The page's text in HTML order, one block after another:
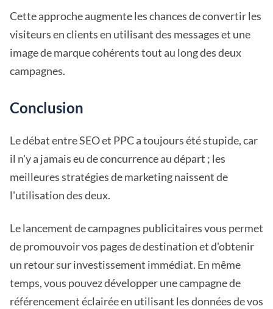
Cette approche augmente les chances de convertir les
visiteurs en clients en utilisant des messages et une
image de marque cohérents tout au long des deux
campagnes.
Conclusion
Le débat entre SEO et PPC a toujours été stupide, car
il n'y a jamais eu de concurrence au départ ; les
meilleures stratégies de marketing naissent de
l'utilisation des deux.
Le lancement de campagnes publicitaires vous permet
de promouvoir vos pages de destination et d'obtenir
un retour sur investissement immédiat. En même
temps, vous pouvez développer une campagne de
référencement éclairée en utilisant les données de vos